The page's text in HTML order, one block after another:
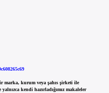
marka, kurum veya şahıs şirketi ile
kendi hazırladığımız makaleler